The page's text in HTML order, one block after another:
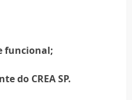
funcional;
do CREA SP.